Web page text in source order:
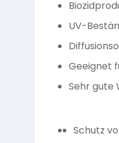
UV-
Geeignet
Sehr gute
Schutz